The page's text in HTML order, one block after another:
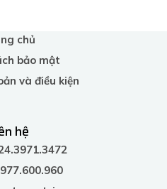
chủ
bảo mật
và điều kiện
hệ